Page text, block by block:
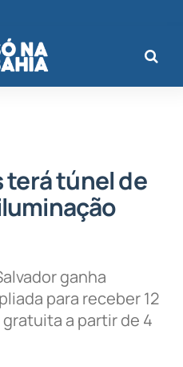
terá túnel de
ganha
para receber 12
a partir de 4